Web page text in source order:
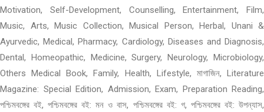
Motivation, Self-Development, Counselling, Entertainment, Film,
Music, Arts, Music Collection, Musical Person, Herbal, Unani &
Ayurvedic, Medical, Pharmacy, Cardiology, Diseases and Diagnosis,
Dental, Homeopathic, Medicine, Surgery, Neurology, Microbiology,
Others Medical Book, Family, Health, Lifestyle, মাগাজিন, Literature
Magazine: Special Edition, Admission, Exam, Preparation Reading,
পশ্চিমবঙ্গের বই, পশ্চিমবঙ্গের বই: মন ও বাস, পশ্চিমবঙ্গের বই: গ, পশ্চিমবঙ্গের বই: উপন্যাস,